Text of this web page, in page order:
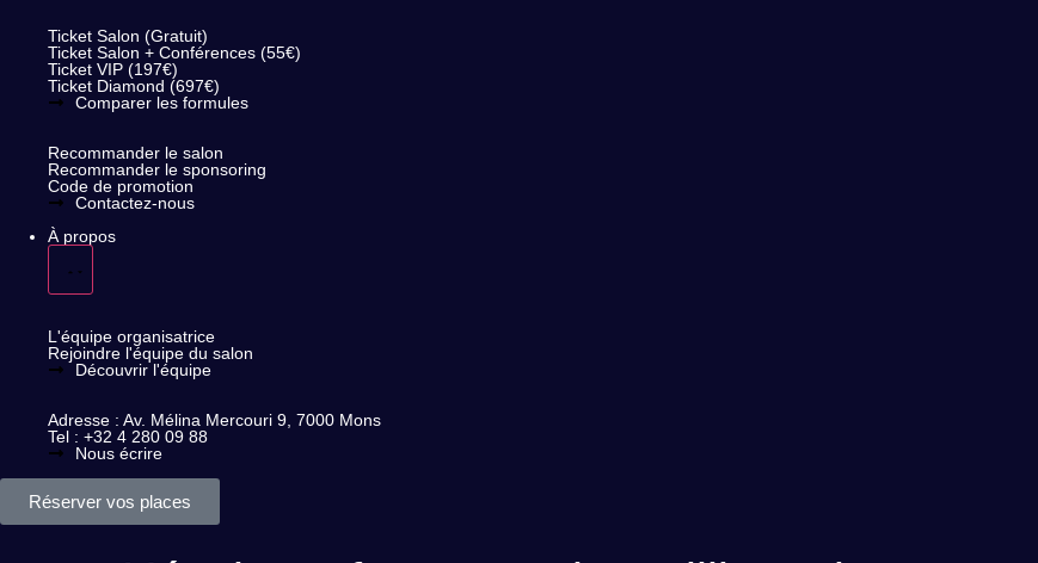
Ticket Salon (Gratuit)
Ticket Salon + Conférences (55€)
Ticket VIP (197€)
Ticket Diamond (697€)
Comparer les formules
Recommander le salon
Recommander le sponsoring
Code de promotion
Contactez-nous
À propos
L'équipe organisatrice
Rejoindre l'équipe du salon
Découvrir l'équipe
Adresse : Av. Mélina Mercouri 9, 7000 Mons
Tel : +32 4 280 09 88
Nous écrire
Réserver vos places